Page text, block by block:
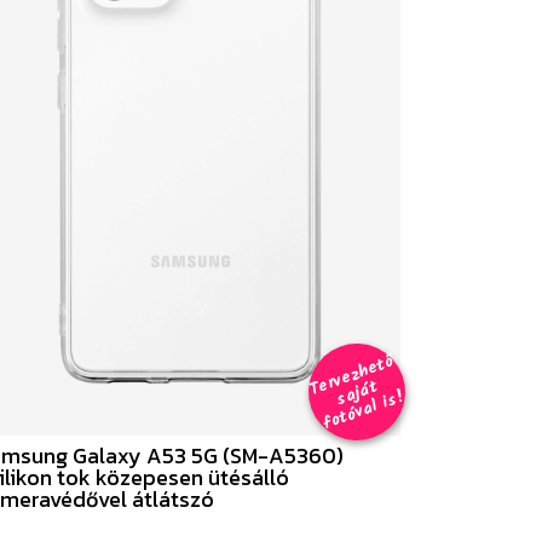
T
er
v
e
z
h
e
t
ő
s
aj
á
t
f
o
t
ó
v
al i
s
!
Galaxy A53 5G (SM-A5360)
tok közepesen ütésálló
átlátszó